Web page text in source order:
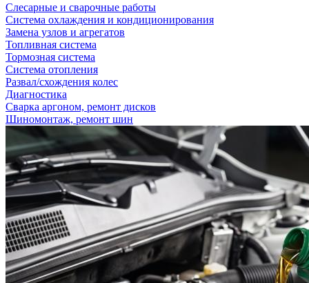
Слесарные и сварочные работы
Система охлаждения и кондиционирования
Замена узлов и агрегатов
Топливная система
Тормозная система
Система отопления
Развал/схождения колес
Диагностика
Сварка аргоном, ремонт дисков
Шиномонтаж, ремонт шин